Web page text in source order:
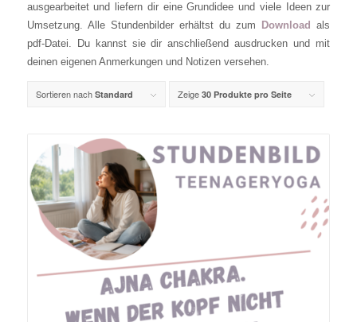
ausgearbeitet und liefern dir eine Grundidee und viele Ideen zur
Umsetzung. Alle Stundenbilder erhältst du zum
Download als
pdf-Datei. Du kannst sie dir anschließend ausdrucken und mit
deinen eigenen Anmerkungen und Notizen versehen.
Sortieren nach Standard Zeige 30 Produkte pro Seite